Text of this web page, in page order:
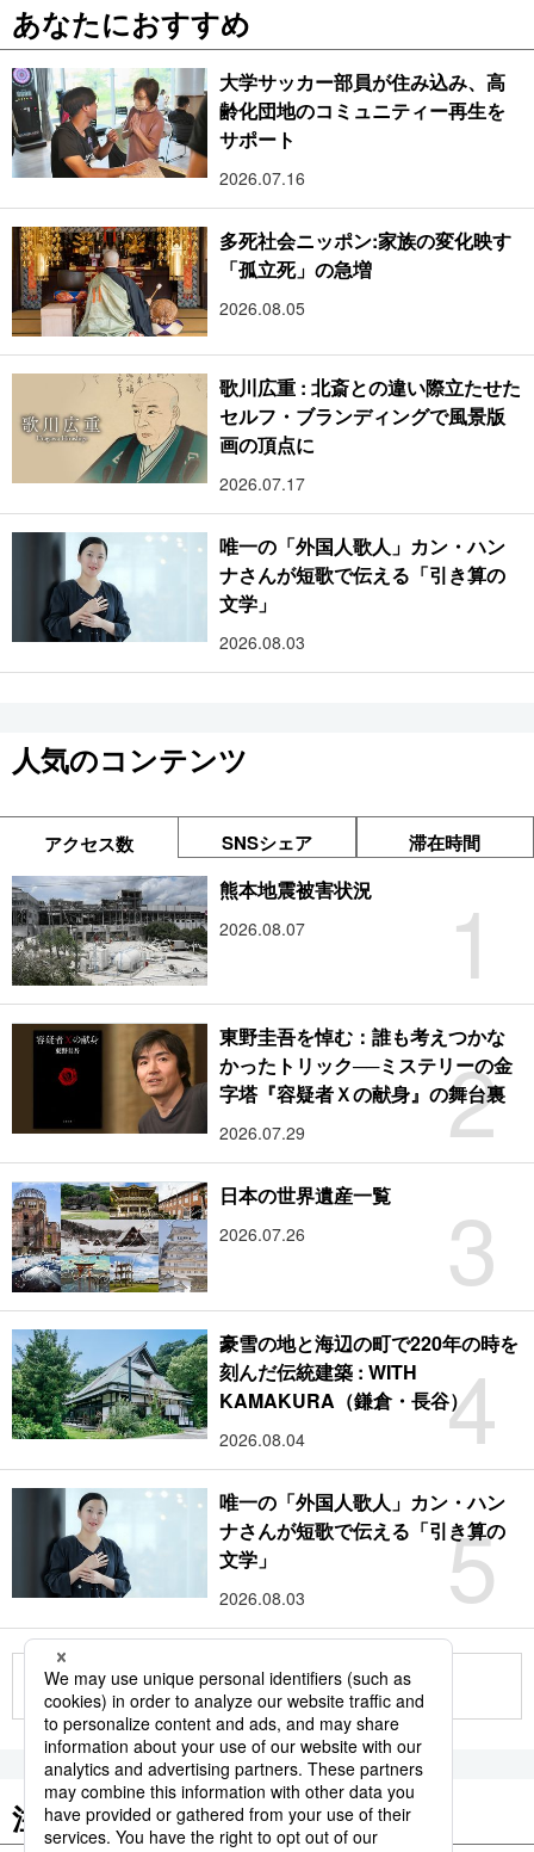
あなたにおすすめ
大学サッカー部員が住み込み、高
齢化団地のコミュニティー再生を
サポート
2026.07.16
多死社会ニッポン:家族の変化映す
「孤立死」の急増
2026.08.05
歌川広重 : 北斎との違い際立たせた
セルフ・ブランディングで風景版
画の頂点に
2026.07.17
唯一の「外国人歌人」カン・ハン
ナさんが短歌で伝える「引き算の
文学」
2026.08.03
人気のコンテンツ
アクセス数 SNSシェア 滞在時間
1
熊本地震被害状況
2026.08.07
2
東野圭吾を悼む：誰も考えつかな
かったトリック──ミステリーの金
字塔『容疑者Ｘの献身』の舞台裏
2026.07.29
3
日本の世界遺産一覧
2026.07.26
4
豪雪の地と海辺の町で220年の時を
刻んだ伝統建築 : WITH
KAMAKURA（鎌倉・長谷）
2026.08.04
5
唯一の「外国人歌人」カン・ハン
ナさんが短歌で伝える「引き算の
文学」
2026.08.03
もっと見る
注目のキーワード